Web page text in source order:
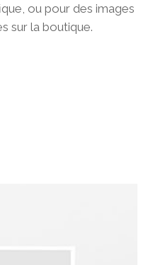
ou pour des images
sur la boutique.